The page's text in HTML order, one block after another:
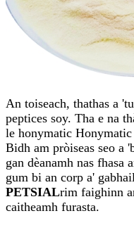
An toiseach, thathas a
peptices soy. Tha e na
le honymatic
Bidh am pròiseas seo a
gan dèanamh nas fhasa
gum bi an corp a'
PETSIALrim faighinn
caitheamh furasta.